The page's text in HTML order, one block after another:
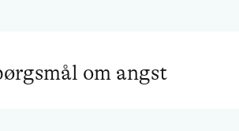
om angst